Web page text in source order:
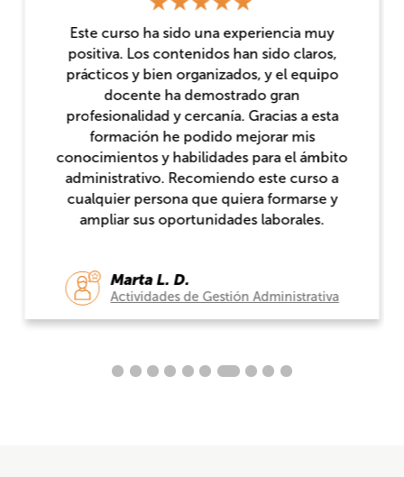
Este curso ha sido una experiencia muy
positiva. Los contenidos han sido claros,
prácticos y bien organizados, y el equipo
docente ha demostrado gran
profesionalidad y cercanía. Gracias a esta
formación he podido mejorar mis
conocimientos y habilidades para el ámbito
administrativo. Recomiendo este curso a
cualquier persona que quiera formarse y
ampliar sus oportunidades laborales.
Marta L. D.
Actividades de Gestión Administrativa